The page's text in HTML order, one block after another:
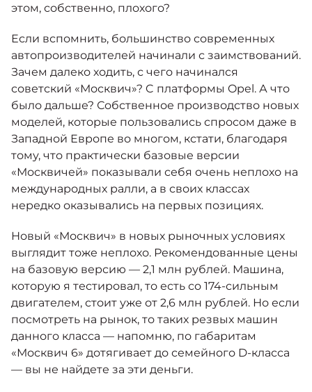
Москвич 8
Практичный семиместный
кроссовер
от 3 125 000 ₽*
этом, собственно, плохого?
Если вспомнить, большинство современных
автопроизводителей начинали с заимствований.
Зачем далеко ходить, с чего начинался
советский «Москвич»? C платформы Opel. А что
было дальше? Собственное производство новых
моделей, которые пользовались спросом даже в
Западной Европе во многом, кстати, благодаря
тому, что практически базовые версии
«Москвичей» показывали себя очень неплохо на
международных ралли, а в своих классах
нередко оказывались на первых позициях.
Новый «Москвич» в новых рыночных условиях
выглядит тоже неплохо. Рекомендованные цены
на базовую версию — 2,1 млн рублей. Машина,
которую я тестировал, то есть со 174-сильным
двигателем, стоит уже от 2,6 млн рублей. Но если
посмотреть на рынок, то таких резвых машин
данного класса — напомню, по габаритам
«Москвич 6» дотягивает до семейного D-класса
— вы не найдете за эти деньги.